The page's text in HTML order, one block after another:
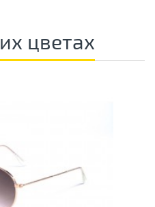
цветах